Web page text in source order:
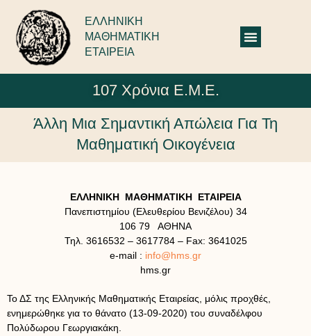
ΕΛΛΗΝΙΚΗ
ΜΑΘΗΜΑΤΙΚΗ
ΕΤΑΙΡΕΙΑ
107 Χρόνια Ε.Μ.Ε.
Άλλη Μια Σημαντική Απώλεια Για Τη
Μαθηματική Οικογένεια
ΕΛΛΗΝΙΚΗ ΜΑΘΗΜΑΤΙΚΗ ΕΤΑΙΡΕΙΑ
Πανεπιστημίου (Ελευθερίου Βενιζέλου) 34
106 79 ΑΘΗΝΑ
Τηλ. 3616532 – 3617784 – Fax: 3641025
e-mail : info@hms.gr
hms.gr
Το ΔΣ της Ελληνικής Μαθηματικής Εταιρείας, μόλις προχθές,
ενημερώθηκε για το θάνατο (13-09-2020) του συναδέλφου
Πολύδωρου Γεωργιακάκη.